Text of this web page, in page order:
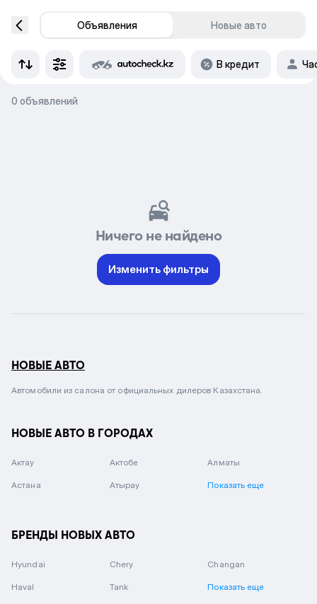
Объявления Новые авто
В кредит
0 объявлений
Ничего не найдено
Изменить фильтры
НОВЫЕ АВТО
Автомобили из салона от официальных дилеров Казахстана.
НОВЫЕ АВТО В ГОРОДАХ
Актау Актобе Алматы
Астана Атырау Показать еще
БРЕНДЫ НОВЫХ АВТО
Hyundai Chery Changan
Haval Tank Показать еще